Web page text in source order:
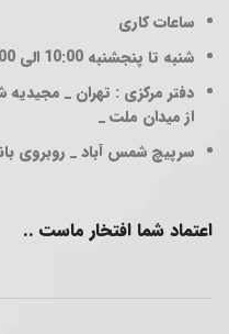
ساعات کاری
شنبه تا پنجشنبه 10:00 الی 20:00
دفتر مرکزی : تهران _ مجیدیه
از میدان ملت _
سرپیچ شمس آباد _ روبروی بانک
اعتماد شما افتخار ماست ..